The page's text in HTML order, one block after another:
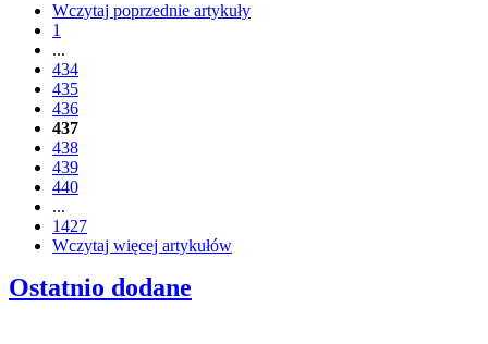
Wczytaj poprzednie artykuły
1
...
434
435
436
437
438
439
440
...
1427
Wczytaj więcej artykułów
Ostatnio dodane